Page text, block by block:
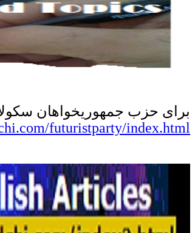
برای حزب جمهوریخواهان
futuristparty/index.html